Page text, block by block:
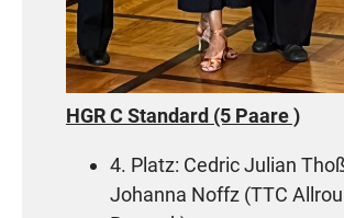
HGR C Standard (5 Paare )
4. Platz: Cedric Julian
Johanna Noffz (TTC